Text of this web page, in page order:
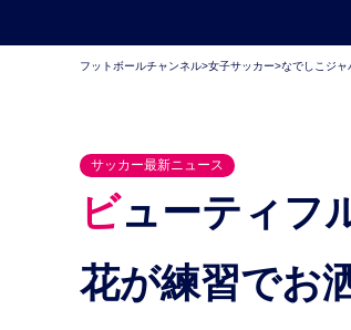
フットボールチャンネル>女子サッカー>なでしこジャ
サッカー最新ニュース
ビューティフルゴール！ なでしこジャパン、長野風
花が練習でお